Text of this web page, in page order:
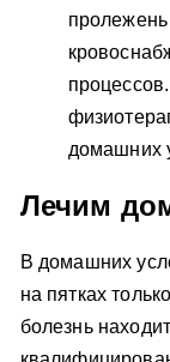
домашних
Лечим
В домашних
на пятках
болезнь